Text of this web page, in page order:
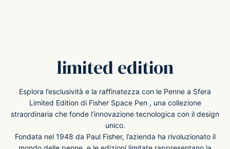
limited edition
Esplora l’esclusività e la raffinatezza con le Penne a Sfera
Limited Edition di Fisher Space Pen , una collezione
straordinaria che fonde l’innovazione tecnologica con il design
unico.
Fondata nel 1948 da Paul Fisher, l’azienda ha rivoluzionato il
Style
Matic
d’Ache
Penne Stilografiche
Penna a Sfera
Penne Roller